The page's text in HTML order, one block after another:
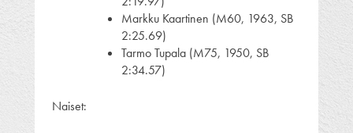
Markku Kaartinen (M60, 1963, SB
2:25.69)
Tarmo Tupala (M75, 1950, SB
2:34.57)
Naiset: